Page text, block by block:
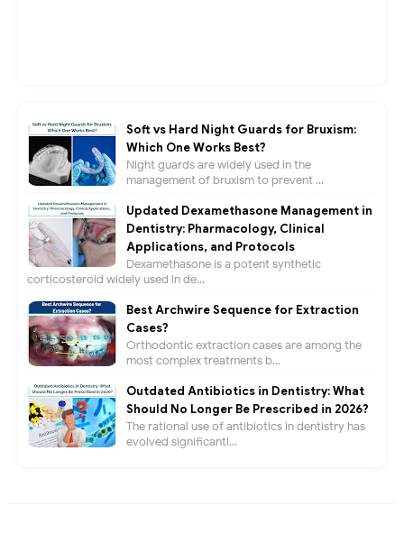
Soft vs Hard Night Guards for Bruxism:
Which One Works Best?
Night guards are widely used in the
management of bruxism to prevent ...
Updated Dexamethasone Management in
Dentistry: Pharmacology, Clinical
Applications, and Protocols
Dexamethasone is a potent synthetic
corticosteroid widely used in de...
Best Archwire Sequence for Extraction
Cases?
Orthodontic extraction cases are among the
most complex treatments b...
Outdated Antibiotics in Dentistry: What
Should No Longer Be Prescribed in 2026?
The rational use of antibiotics in dentistry has
evolved significantl...